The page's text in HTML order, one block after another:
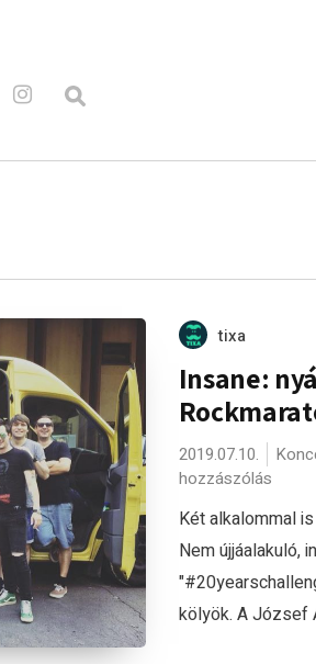
tixa
Insane:
2019.07.10.
hozzászólás
Két alkalommal
Nem újjáalakuló,
kölyök. A József